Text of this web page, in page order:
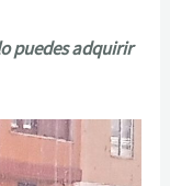
puedes adquirir